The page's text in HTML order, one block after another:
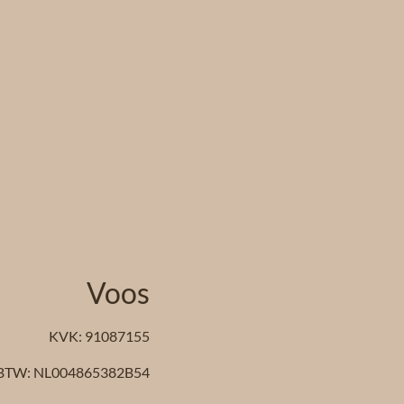
Voos
KVK: 91087155
NL004865382B54